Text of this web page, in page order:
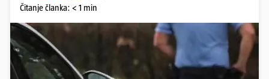
Čitanje članka: < 1 min